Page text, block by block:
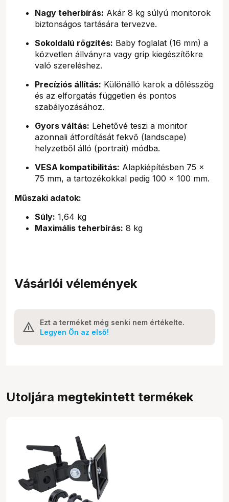
Nagy teherbírás: Akár 8 kg súlyú monitorok
biztonságos tartására tervezve.
Sokoldalú rögzítés: Baby foglalat (16 mm) a
közvetlen állványra vagy grip kiegészítőkre
való szereléshez.
Precíziós állítás: Különálló karok a dőlésszög
és az elforgatás független és pontos
szabályozásához.
Gyors váltás: Lehetővé teszi a monitor
azonnali átfordítását fekvő (landscape)
helyzetből álló (portrait) módba.
VESA kompatibilitás: Alapkiépítésben 75 x
75 mm, a tartozékokkal pedig 100 x 100 mm.
Műszaki adatok:
Súly: 1,64 kg
Maximális teherbírás: 8 kg
Vásárlói vélemények
Ezt a terméket még senki nem értékelte.
Legyen Ön az első!
Utoljára megtekintett termékek